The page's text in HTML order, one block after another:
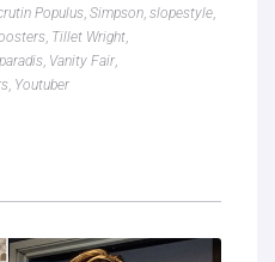
Populus, Simpson, slopestyle,
, Tillet Wright,
, Vanity Fair,
, Youtuber